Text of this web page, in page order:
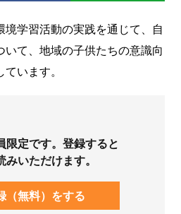
学習活動の実践を通じて、自
て、地域の子供たちの意識向
います。
限定です。登録すると
いただけます。
（無料）をする